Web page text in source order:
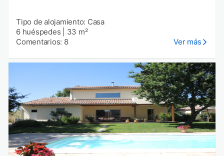
Tipo de alojamiento: Casa
6 huéspedes
33 m²
Comentarios: 8
Ver más